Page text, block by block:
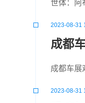
世体：阿
2023-08-31
成都
成都车展
2023-08-31